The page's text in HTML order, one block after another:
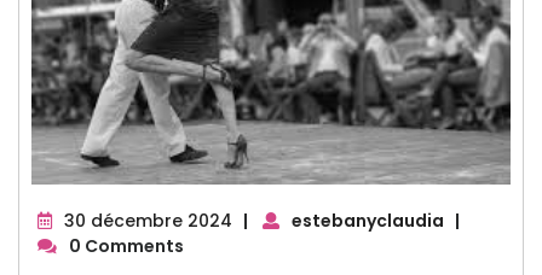
30 décembre 2024 30
| estebanyclaudia |
0 Comments